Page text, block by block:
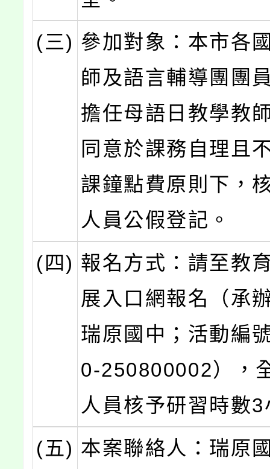
(三) 參加對象：本市各
師及語言輔導團團
擔任母語日教學教
同意於課務自理且
課鐘點費原則下，
人員公假登記。
(四) 報名方式：請至教
展入口網報名（承
瑞原國中；活動編
0-250800002），
人員核予研習時數
(五) 本案聯絡人：瑞原